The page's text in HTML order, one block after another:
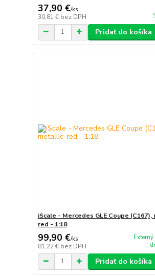
37,90 €/ks
30,81 € bez DPH
Pridať do košíka
iScale - Mercedes GLE Coupe
red - 1:18
99,90 €/ks
81,22 € bez DPH
Pridať do košíka